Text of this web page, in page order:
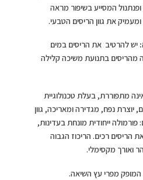
המסייע בשיפור מראה
את גוון הריסים הטבעי.
יש להרטיב את הריסים במים
מהריסים בתנועת משיכה קלילה
מתפוררת, בעלת טכנולוגיית
יוצרת נפח, מגדירה ומאריכה, גוון
פורמולה ייחודית מונחת בעדינות,
הריסים רכים. הריכוז הגבוה
ואורך מקסימלי.
מפרי עץ השיאה.